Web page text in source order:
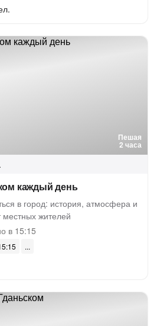
Пешая
2 часа
каждый день
в город: история, атмосфера и
жителей
в 15:15